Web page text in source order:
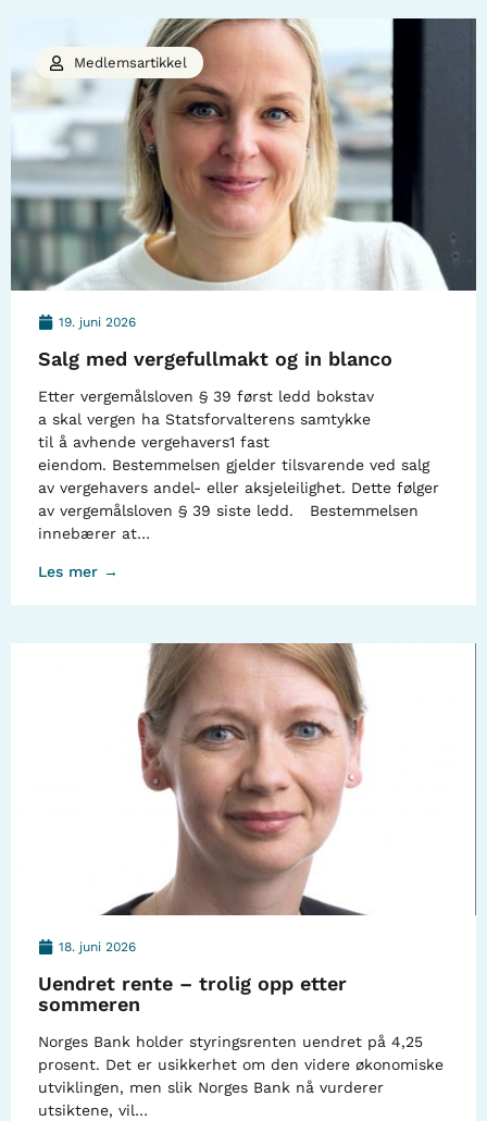
19. juni 2026
Salg med vergefullmakt og in blanco
Etter vergemålsloven § 39 først ledd bokstav
a skal vergen ha Statsforvalterens samtykke
til å avhende vergehavers1 fast
eiendom. Bestemmelsen gjelder tilsvarende ved salg
av vergehavers andel- eller aksjeleilighet. Dette følger
av vergemålsloven § 39 siste ledd. Bestemmelsen
innebærer at…
Les mer →
Medlemsartikkel
18. juni 2026
Uendret rente – trolig opp etter
sommeren
Norges Bank holder styringsrenten uendret på 4,25
prosent. Det er usikkerhet om den videre økonomiske
utviklingen, men slik Norges Bank nå vurderer
utsiktene, vil…